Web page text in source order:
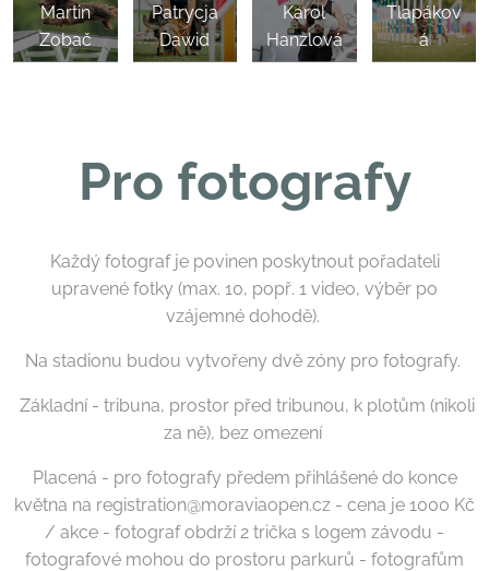
Martin
Zobač
Patrycja
Dawid
Karol
Hanzlová
Tlapákov
á
Pro fotografy
Každý fotograf je povinen poskytnout pořadateli
upravené fotky (max. 10, popř. 1 video, výběr po
vzájemné dohodě).
Na stadionu budou vytvořeny dvě zóny pro fotografy.
Základní - tribuna, prostor před tribunou, k plotům (nikoli
za ně), bez omezení
Placená - pro fotografy předem přihlášené do konce
května na registration@moraviaopen.cz - cena je 1000 Kč
/ akce - fotograf obdrží 2 trička s logem závodu -
fotografové mohou do prostoru parkurů - fotografům